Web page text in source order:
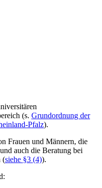
(s. Grundordnung der
Pfalz).
Frauen und Männern, die
auch die Beratung bei
(siehe §3 (4)).